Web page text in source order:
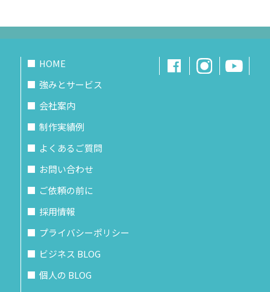
HOME
強みとサービス
会社案内
制作実績例
よくあるご質問
お問い合わせ
ご依頼の前に
採用情報
プライバシーポリシー
ビジネス BLOG
個人の BLOG